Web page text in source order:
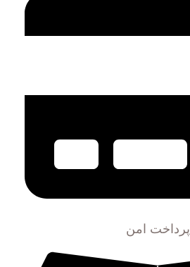
پرداخت امن